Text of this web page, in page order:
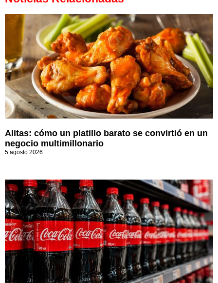
Alitas: cómo un platillo barato se convirtió en un
negocio multimillonario
5 agosto 2026